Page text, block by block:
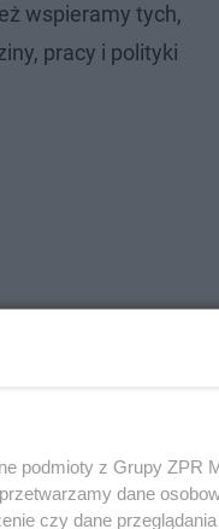
wspieramy tych,
pracy i polityki
podmioty z Grupy ZPR
dane
czy dane